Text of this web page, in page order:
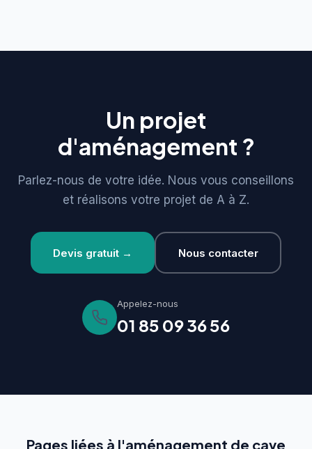
Un projet
d'aménagement ?
Parlez-nous de votre idée. Nous vous conseillons
et réalisons votre projet de A à Z.
Devis gratuit → Nous contacter
Appelez-nous
01 85 09 36 56
Pages liées à l'aménagement de cave